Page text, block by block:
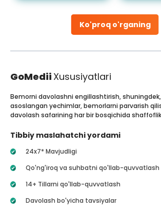
Ko'proq o'rganing
GoMedii Xususiyatlari
Bemorni davolashni engillashtirish,
asoslangan yechimlar, bemorlarni parvarish
davolash safarining har bir bosqichida
Tibbiy maslahatchi yordami
24x7* Mavjudligi
Qo'ng'iroq va suhbatni qo'llab-quvvatlash
14+ Tillarni qo'llab-quvvatlash
Davolash bo'yicha tavsiyalar